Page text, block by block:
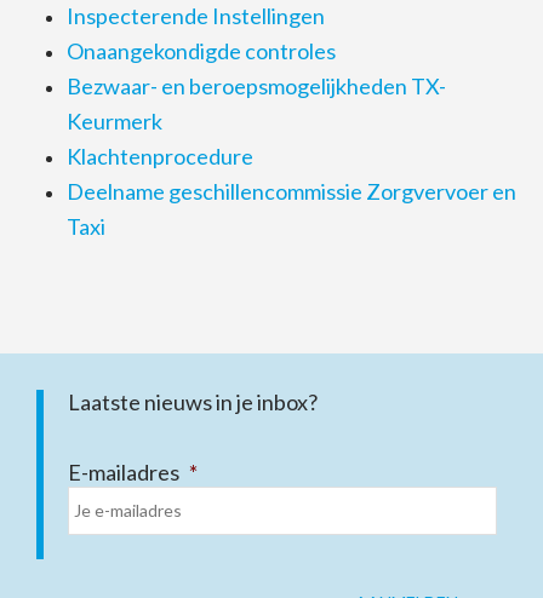
Inspecterende Instellingen
Onaangekondigde controles
Bezwaar- en beroepsmogelijkheden TX-
Keurmerk
Klachtenprocedure
Deelname geschillencommissie Zorgvervoer en
Taxi
Laatste nieuws in je inbox?
E-mailadres *